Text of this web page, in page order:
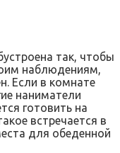
так, чтобы
наблюдениям,
Если в комнате
наниматели
готовить на
встречается в
для обеденной